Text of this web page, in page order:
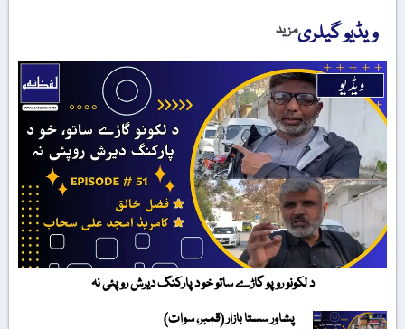
ویڈیو گیلریمزید
د لکونو روپو گاڑے ساتو خو د پارکنگ دیرش روپئی نہ
پشاور سستا بازار (قمبر، سوات)